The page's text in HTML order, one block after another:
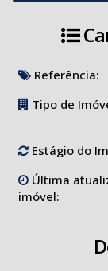
Referência:
Tipo de
Estágio do
Última
imóvel: